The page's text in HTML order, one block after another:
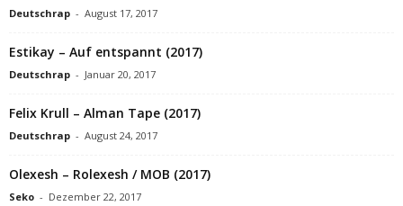
Deutschrap - August 17, 2017
Estikay – Auf entspannt (2017)
Deutschrap - Januar 20, 2017
Felix Krull – Alman Tape (2017)
Deutschrap - August 24, 2017
Olexesh – Rolexesh / MOB (2017)
Seko - Dezember 22, 2017